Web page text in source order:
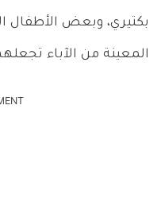
بكتيري، وبعض الأطفال
المعينة من الآباء